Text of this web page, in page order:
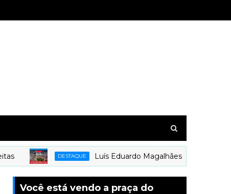
DESTAQUE Luís Eduardo Magalhães é o mais novo
Você está vendo a praça do